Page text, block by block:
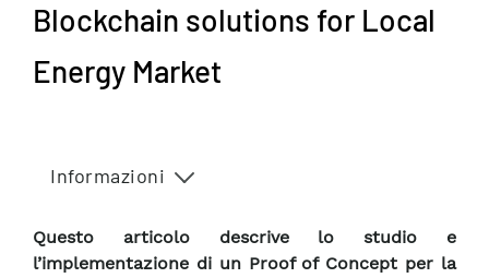
Blockchain solutions for Local
Energy Market
Informazioni
Questo articolo descrive lo studio e
l’implementazione di un Proof of Concept per la